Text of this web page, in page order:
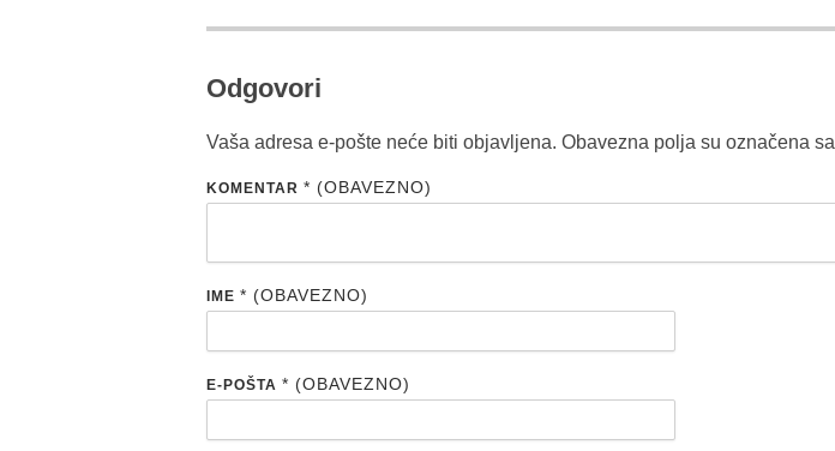
Odgovori
Vaša adresa e-pošte neće biti objavljena. Obavezna polja su označena sa
KOMENTAR * (OBAVEZNO)
IME * (OBAVEZNO)
E-POŠTA * (OBAVEZNO)